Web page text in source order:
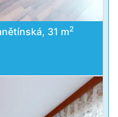
31 m2